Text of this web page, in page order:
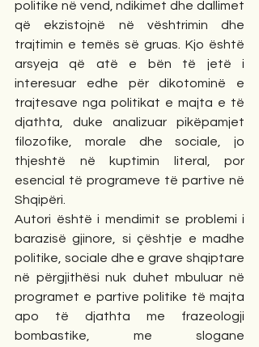
politike në vend, ndikimet dhe dallimet
që ekzistojnë në vështrimin dhe
trajtimin e temës së gruas. Kjo është
arsyeja që atë e bën të jetë i
interesuar edhe për dikotominë e
trajtesave nga politikat e majta e të
djathta, duke analizuar pikëpamjet
filozofike, morale dhe sociale, jo
thjeshtë në kuptimin literal, por
esencial të programeve të partive në
Shqipëri.
Autori është i mendimit se problemi i
barazisë gjinore, si çështje e madhe
politike, sociale dhe e grave shqiptare
në përgjithësi nuk duhet mbuluar në
programet e partive politike të majta
apo të djathta me frazeologji
bombastike, me slogane